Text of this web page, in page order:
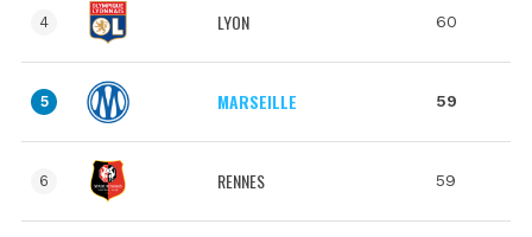
4 LYON 60
5 MARSEILLE 59
6 RENNES 59